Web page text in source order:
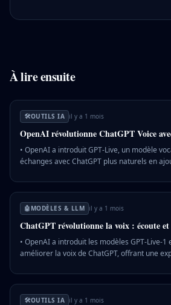
À lire ensuite
🛠️OUTILS IA il y a 1 mois
OpenAI révolutionne ChatGPT Voice
• OpenAI a introduit GPT-Live, un modèle
échanges avec ChatGPT plus naturels en
montré sa capacité à gérer plusieurs
comme vérifier la météo et le trafic tout en
permet également des traductions en temps
important : Cette avancée pourrait
machine, rendant les assistants vocaux
🤖 MODÈLES & LLM il y a 1 mois
ChatGPT révolutionne la voix : écoute
• OpenAI a introduit les modèles GPT-Live-
améliorer la voix de ChatGPT, offrant une
répondre simultanément, facilitant les
Les nouveaux modèles vocaux incluent des
pour imiter la parole humaine et sont
🛠️OUTILS IA il y a 1 mois